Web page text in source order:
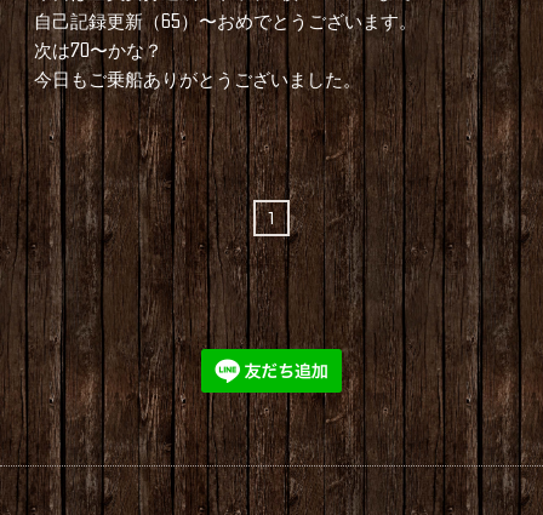
自己記録更新（65）〜おめでとうございます。
次は70〜かな？
今日もご乗船ありがとうございました。
1